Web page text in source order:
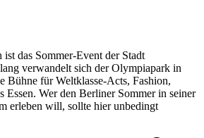
das Sommer-Event der Stadt
verwandelt sich der Olympiapark in
Bühne für Weltklasse-Acts, Fashion,
Essen. Wer den Berliner Sommer in seiner
erleben will, sollte hier unbedingt